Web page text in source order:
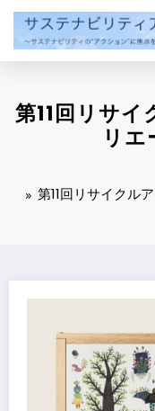
ン
第11回リサイ
リエ
第11回リサイクル